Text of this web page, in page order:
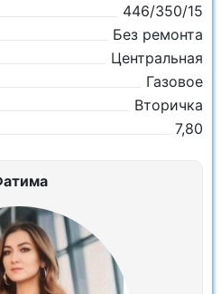
446/350/15
Без ремонта
Центральная
Газовое
Вторичка
7,80